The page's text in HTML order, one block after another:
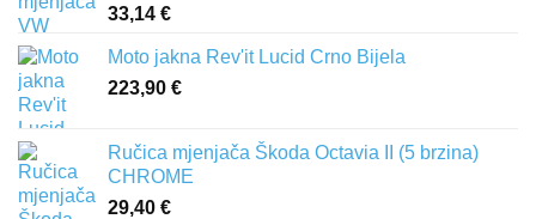
33,14 €
Moto jakna Rev'it Lucid Crno Bijela
223,90 €
Ručica mjenjača Škoda Octavia II (5 brzina)
CHROME
29,40 €